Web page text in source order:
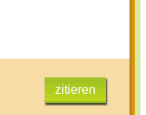
zitieren